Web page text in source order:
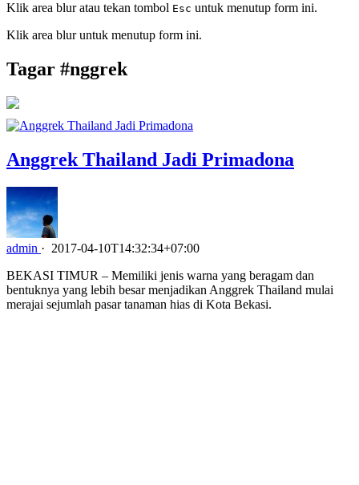
Klik area blur atau tekan tombol Esc untuk menutup form ini.
Klik area blur untuk menutup form ini.
Tagar #nggrek
Anggrek Thailand Jadi Primadona
admin · 2017-04-10T14:32:34+07:00
BEKASI TIMUR – Memiliki jenis warna yang beragam dan
bentuknya yang lebih besar menjadikan Anggrek Thailand mulai
merajai sejumlah pasar tanaman hias di Kota Bekasi.